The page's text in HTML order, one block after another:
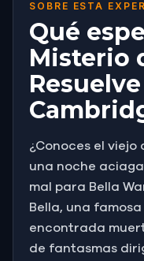
SOBRE ESTA
Qué
Misterio
¿Conoces el viejo
una noche
mal para Bella
Bella, una
encontrada
de fantasmas